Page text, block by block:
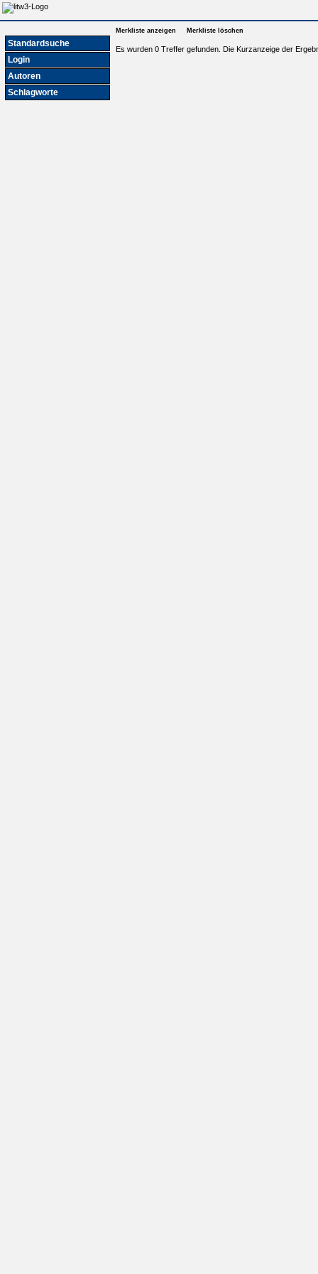
Standardsuche
Login
Autoren
Schlagworte
Merkliste anzeigen Merkliste löschen
Es wurden 0 Treffer gefunden. Die Kurzanzeige der